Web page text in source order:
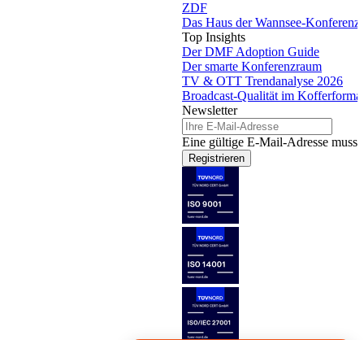
ZDF
Das Haus der Wannsee-Konferenz
Top Insights
Der DMF Adoption Guide
Der smarte Konferenzraum
TV & OTT Trendanalyse 2026
Broadcast-Qualität im Kofferformat
Newsletter
Eine gültige E-Mail-Adresse muss
Registrieren